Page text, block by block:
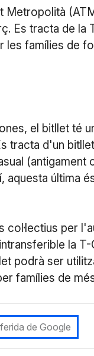
Metropolità
Es tracta de la
les famílies de
el bitllet té
tracta d'un
(antigament
aquesta última
per
la T-
podrà ser
famílies de
de Google